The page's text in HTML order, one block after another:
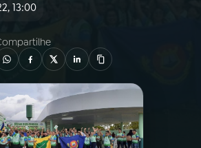
13:00